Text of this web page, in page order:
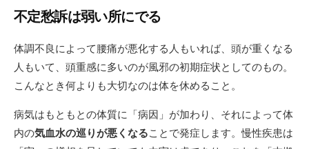
不定愁訴は弱い所にでる
体調不良によって腰痛が悪化する人もいれば、頭が重くなる
人もいて、頭重感に多いのが風邪の初期症状としてのもの。
こんなとき何よりも大切なのは体を休めること。
病気はもともとの体質に「病因」が加わり、それによって体
内の気血水の巡りが悪くなることで発症します。慢性疾患は